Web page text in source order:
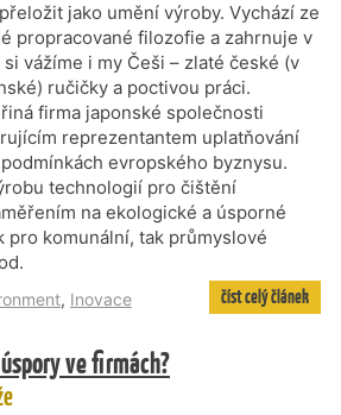
jako umění výroby. Vychází ze
propracované filozofie a zahrnuje v
vážíme i my Češi – zlaté české (v
ručičky a poctivou práci.
firma japonské společnosti
reprezentantem uplatňování
evropského byznysu.
technologií pro čištění
na ekologické a úsporné
pro komunální, tak průmyslové
, Inovace číst celý článek
ve firmách?